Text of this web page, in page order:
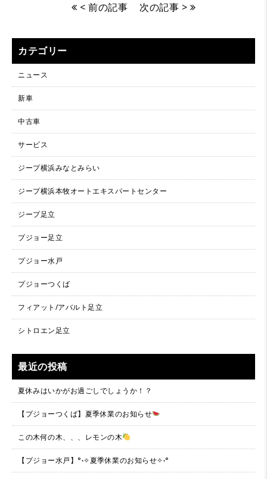
< 前の記事 次の記事 >
カテゴリー
ニュース
新車
中古車
サービス
ジープ横浜みなとみらい
ジープ横浜本牧オートエキスパートセンター
ジープ足立
プジョー足立
プジョー水戸
プジョーつくば
フィアット/アバルト足立
シトロエン足立
最近の投稿
夏休みはいかがお過ごしでしょうか！？
【プジョーつくば】夏季休業のお知らせ
この木何の木、、、レモンの木
【プジョー水戸】°˖✧夏季休業のお知らせ✧˖°